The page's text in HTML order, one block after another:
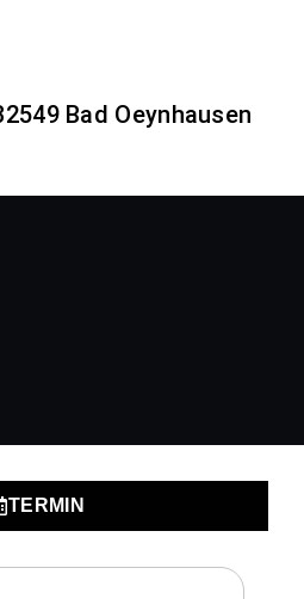
Bad Oeynhausen
TERMIN